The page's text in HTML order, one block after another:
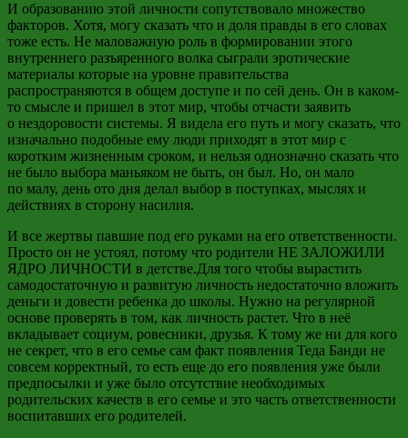
И образованию этой личности сопутствовало множество
факторов. Хотя, могу сказать что и доля правды в его словах
тоже есть. Не маловажную роль в формировании этого
внутреннего разъяренного волка сыграли эротические
материалы которые на уровне правительства
распространяются в общем доступе и по сей день. Он в каком-
то смысле и пришел в этот мир, чтобы отчасти заявить
о нездоровости системы. Я видела его путь и могу сказать, что
изначально подобные ему люди приходят в этот мир с
коротким жизненным сроком, и нельзя однозначно сказать что
не было выбора маньяком не быть, он был. Но, он мало
по малу, день ото дня делал выбор в поступках, мыслях и
действиях в сторону насилия.
И все жертвы павшие под его руками на его ответственности.
Просто он не устоял, потому что родители НЕ ЗАЛОЖИЛИ
ЯДРО ЛИЧНОСТИ в детстве.Для того чтобы вырастить
самодостаточную и развитую личность недостаточно вложить
деньги и довести ребенка до школы. Нужно на регулярной
основе проверять в том, как личность растет. Что в неё
вкладывает социум, ровесники, друзья. К тому же ни для кого
не секрет, что в его семье сам факт появления Теда Банди не
совсем корректный, то есть еще до его появления уже были
предпосылки и уже было отсутствие необходимых
родительских качеств в его семье и это часть ответственности
воспитавших его родителей.